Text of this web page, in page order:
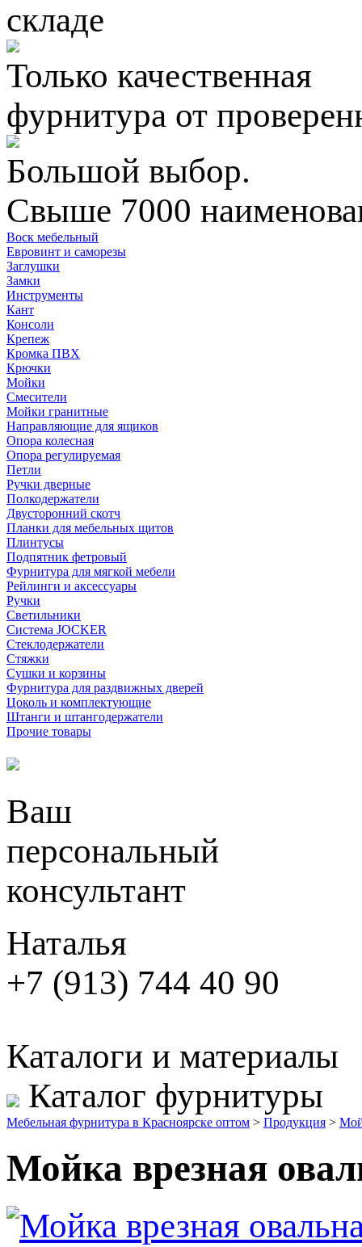
складе
Только качественная
фурнитура от
Большой выбор.
Свыше 7000
Воск мебельный
Евровинт и саморезы
Заглушки
Замки
Инструменты
Кант
Консоли
Крепеж
Кромка ПВХ
Крючки
Мойки
Смесители
Мойки гранитные
Направляющие для ящиков
Опора колесная
Опора регулируемая
Петли
Ручки дверные
Полкодержатели
Двусторонний скотч
Планки для мебельных щитов
Плинтусы
Подпятник фетровый
Фурнитура для мягкой мебели
Рейлинги и аксессуары
Ручки
Светильники
Система JOCKER
Стеклодержатели
Стяжки
Сушки и корзины
Фурнитура для раздвижных дверей
Цоколь и комплектующие
Штанги и штангодержатели
Прочие товары
Ваш
персональный
консультант
Наталья
+7 (913) 744 40 90
Каталоги и материалы
Каталог фурнитуры
Мебельная фурнитура в Красноярске оптом > Продукция >
Мойка врезная